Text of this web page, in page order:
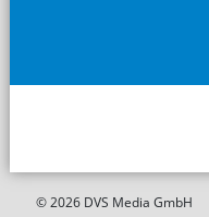
© 2026 DVS Media GmbH